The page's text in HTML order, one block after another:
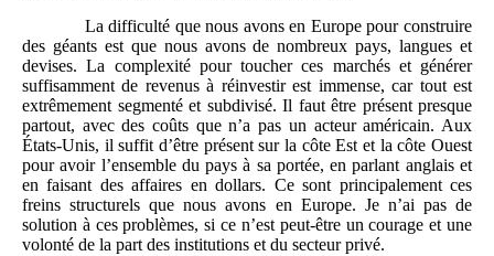
La difficulté que nous avons en Europe pour construire
des géants est que nous avons de nombreux pays, langues et
devises. La complexité pour toucher ces marchés et générer
suffisamment de revenus à réinvestir est immense, car tout est
extrêmement segmenté et subdivisé. Il faut être présent presque
partout, avec des coûts que n’a pas un acteur américain. Aux
États-Unis, il suffit d’être présent sur la côte Est et la côte Ouest
pour avoir l’ensemble du pays à sa portée, en parlant anglais et
en faisant des affaires en dollars. Ce sont principalement ces
freins structurels que nous avons en Europe. Je n’ai pas de
solution à ces problèmes, si ce n’est peut-être un courage et une
volonté de la part des institutions et du secteur privé.